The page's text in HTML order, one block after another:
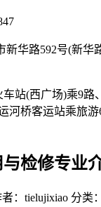
新华路592号(新华
车站(西广场)乘9路
河桥客运站乘旅
检修专业
：tielujixiao 分类：